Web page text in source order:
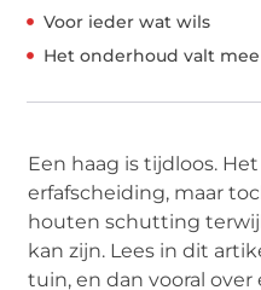
Voor ieder wat wils
Het onderhoud valt mee
Een haag is tijdloos.
erfafscheiding, maar
houten schutting
kan zijn. Lees in dit
tuin, en dan vooral over